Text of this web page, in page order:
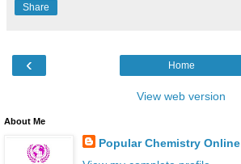
Share
‹ Home
View web version
About Me
Popular Chemistry Online